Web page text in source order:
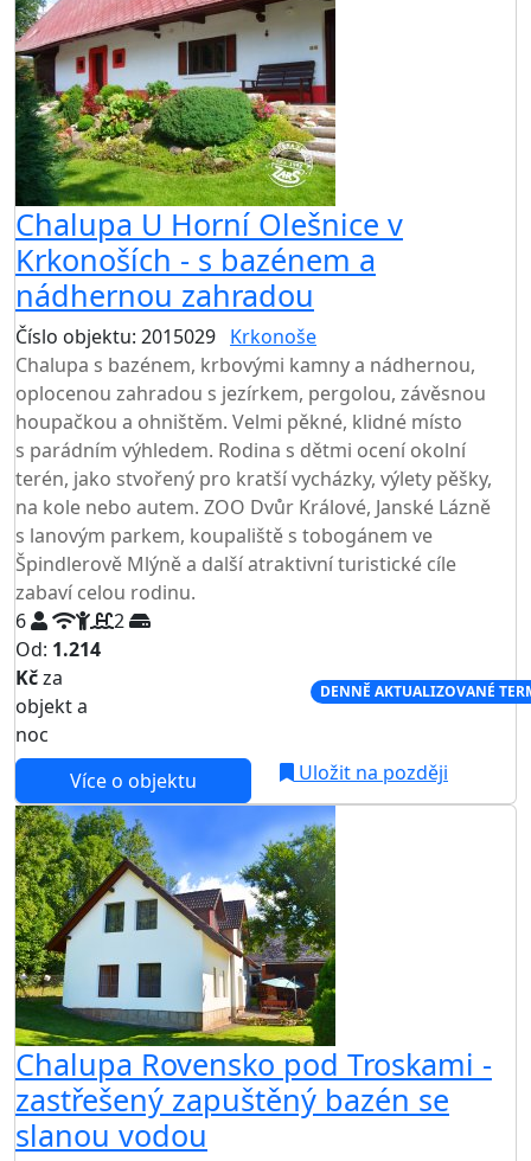
Chalupa U Horní Olešnice v
Krkonoších - s bazénem a
nádhernou zahradou
Číslo objektu: 2015029 Krkonoše
Chalupa s bazénem, krbovými kamny a nádhernou,
oplocenou zahradou s jezírkem, pergolou, závěsnou
houpačkou a ohništěm. Velmi pěkné, klidné místo
s parádním výhledem. Rodina s dětmi ocení okolní
terén, jako stvořený pro kratší vycházky, výlety pěšky,
na kole nebo autem. ZOO Dvůr Králové, Janské Lázně
s lanovým parkem, koupaliště s tobogánem ve
Špindlerově Mlýně a další atraktivní turistické cíle
zabaví celou rodinu.
6
2
Od: 1.214
Kčza
objekt a
noc
DENNĚ AKTUALIZOVANÉ
Více o objektu Uložit na později
Chalupa Rovensko pod Troskami -
zastřešený zapuštěný bazén se
slanou vodou